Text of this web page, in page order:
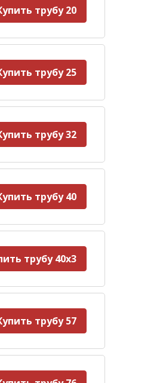
трубу 20
трубу 25
трубу 32
трубу 40
трубу 40х3
трубу 57